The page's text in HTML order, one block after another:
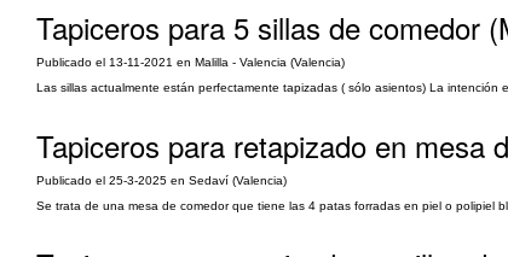
Tapiceros para 5 sillas de comedor
Publicado el 13-11-2021 en Malilla - Valencia (Valencia)
Las sillas actualmente están perfectamente tapizadas ( sólo asientos) La
Tapiceros para retapizado en mesa
Publicado el 25-3-2025 en Sedaví (Valencia)
Se trata de una mesa de comedor que tiene las 4 patas forradas en piel o polipiel